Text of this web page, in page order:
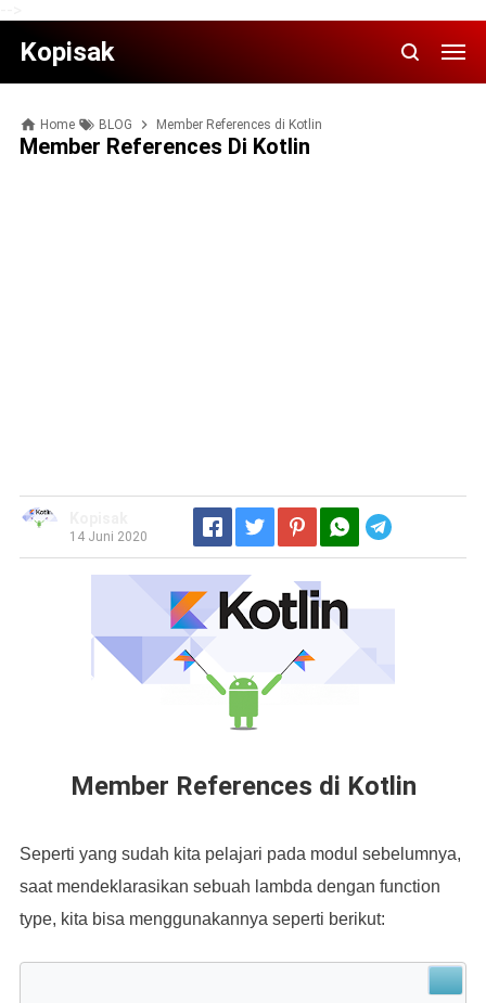
Kopisak
Home BLOG Member References di Kotlin
Member References Di Kotlin
14 Juni 2020
Member References di Kotlin
Seperti yang sudah kita pelajari pada modul sebelumnya,
saat mendeklarasikan sebuah lambda dengan function
type, kita bisa menggunakannya seperti berikut: